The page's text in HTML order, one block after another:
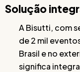
Solução
A Bisutti, com
de 2 mil
Brasil e no
significa